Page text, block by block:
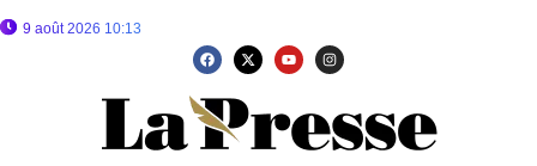
9 août 2026 10:13